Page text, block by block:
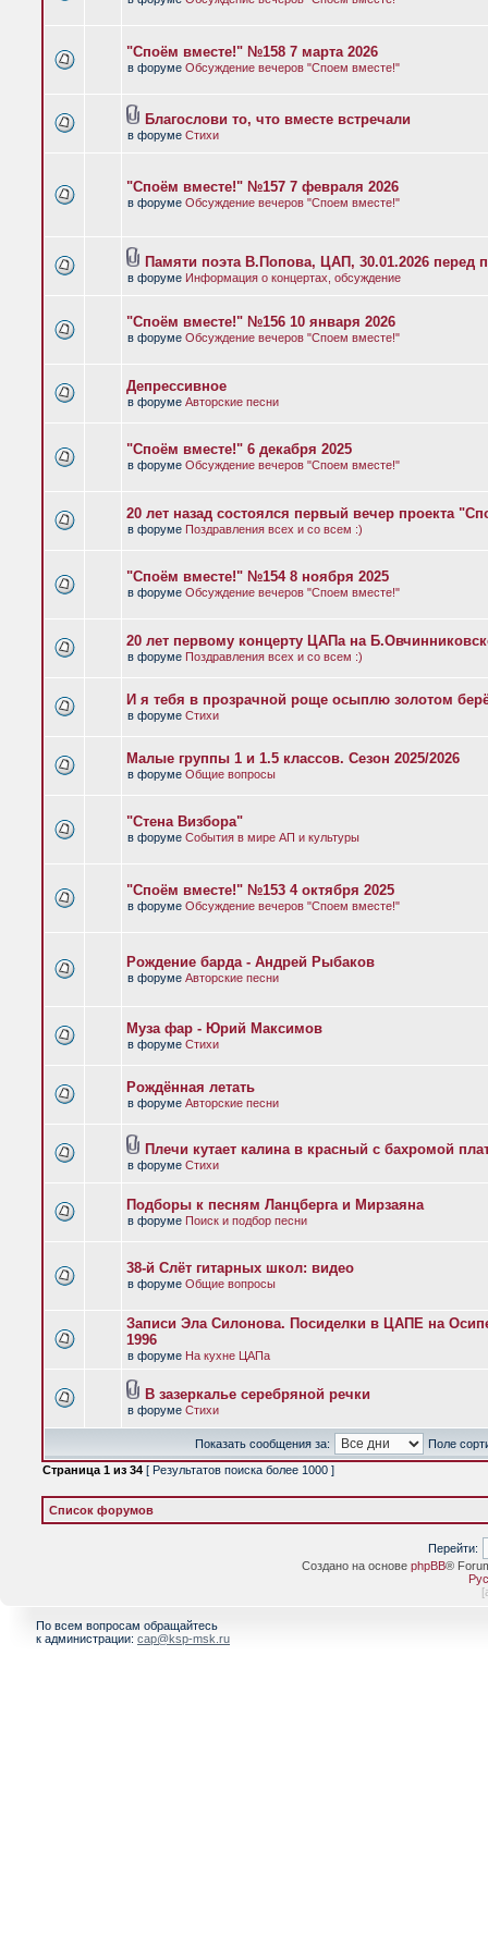
"Споём вместе!" №158 7 марта 2026
в форуме Обсуждение вечеров "Споем вместе!"
Благослови то, что вместе встречали
в форуме Стихи
"Споём вместе!" №157 7 февраля 2026
в форуме Обсуждение вечеров "Споем вместе!"
Памяти поэта В.Попова, ЦАП, 30.01.2026 перед
в форуме Информация о концертах, обсуждение
"Споём вместе!" №156 10 января 2026
в форуме Обсуждение вечеров "Споем вместе!"
Депрессивное
в форуме Авторские песни
"Споём вместе!" 6 декабря 2025
в форуме Обсуждение вечеров "Споем вместе!"
20 лет назад состоялся первый вечер проекта
в форуме Поздравления всех и со всем :)
"Споём вместе!" №154 8 ноября 2025
в форуме Обсуждение вечеров "Споем вместе!"
20 лет первому концерту ЦАПа на
в форуме Поздравления всех и со всем :)
И я тебя в прозрачной роще осыплю золотом
в форуме Стихи
Малые группы 1 и 1.5 классов. Сезон 2025/2026
в форуме Общие вопросы
"Стена Визбора"
в форуме События в мире АП и культуры
"Споём вместе!" №153 4 октября 2025
в форуме Обсуждение вечеров "Споем вместе!"
Рождение барда - Андрей Рыбаков
в форуме Авторские песни
Муза фар - Юрий Максимов
в форуме Стихи
Рождённая летать
в форуме Авторские песни
Плечи кутает калина в красный с бахромой
в форуме Стихи
Подборы к песням Ланцберга и Мирзаяна
в форуме Поиск и подбор песни
38-й Слёт гитарных школ: видео
в форуме Общие вопросы
Записи Эла Силонова. Посиделки в ЦАПЕ на
1996
в форуме На кухне ЦАПа
В зазеркалье серебряной речки
в форуме Стихи
Показать сообщения за:
Поле
Страница 1 из 34 [ Результатов поиска более 1000 ]
Список форумов
Перейти:
Создано на основе phpBB®
[
По всем вопросам обращайтесь
к администрации: cap@ksp-msk.ru